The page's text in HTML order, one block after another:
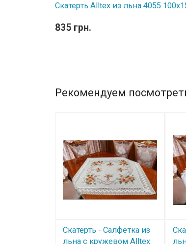
Скатерть Alltex из льна 4055
835 грн.
Рекомендуем
Скатерть - Салфетка из
льна с кружевом Alltex